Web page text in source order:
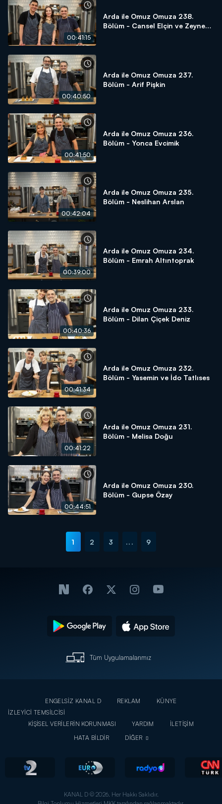
00:41:15
Arda ile Omuz Omuza 238.
Bölüm - Cansel Elçin ve Zeynep
00:40:50
Arda ile Omuz Omuza 237.
Bölüm - Arif Pişkin
00:41:50
Arda ile Omuz Omuza 236.
Bölüm - Yonca Evcimik
00:42:04
Arda ile Omuz Omuza 235.
Bölüm - Neslihan Arslan
00:39:00
Arda ile Omuz Omuza 234.
Bölüm - Emrah Altıntoprak
00:40:36
Arda ile Omuz Omuza 233.
Bölüm - Dilan Çiçek Deniz
00:41:34
Arda ile Omuz Omuza 232.
Bölüm - Yasemin ve İdo Tatlıses
00:41:22
Arda ile Omuz Omuza 231.
Bölüm - Melisa Doğu
00:44:51
Arda ile Omuz Omuza 230.
Bölüm - Gupse Özay
1 2 3 ... 9
Tüm Uygulamalarımız
ENGELSİZ KANAL D REKLAM
KÜNYE
İZLEYİCİ TEMSİLCİSİ
KİŞİSEL VERİLERİN KORUNMASI
YARDIM
İLETİŞİM
HATA BİLDİR
DİĞER
KANAL D © 2026. Her Hakkı Saklıdır.